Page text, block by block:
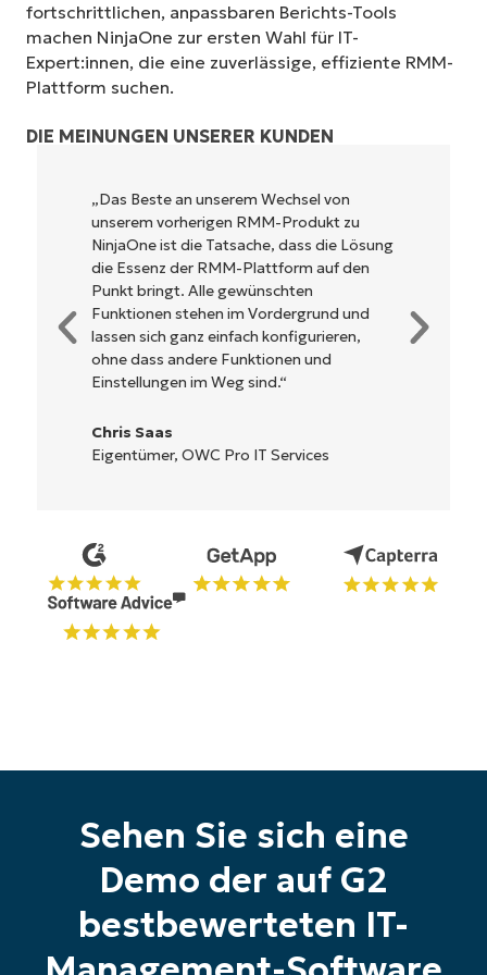
fortschrittlichen, anpassbaren Berichts-Tools
machen NinjaOne zur ersten Wahl für IT-
Expert:innen, die eine zuverlässige, effiziente RMM-
Plattform suchen.
DIE MEINUNGEN UNSERER KUNDEN
Wechsel von
RMM-Produkt zu
dass die Lösung
Plattform auf den
im Vordergrund und
konfigurieren,
und
IT Services
NinjaOne ist unglaublich
und kombiniert ein
leistungsstarken
Es muss nicht erst
werden und verzichtet auf
Steuerung. Alle Optionen
klar beschrieben, einfach
die Benutzeroberfläche ist
Reiffenberger.NET
Sehen Sie sich eine
Demo der auf G2
bestbewerteten IT-
Testversion
Keine Kreditkarte erforderlich, voller Zugriff auf
alle Funktionen
name*